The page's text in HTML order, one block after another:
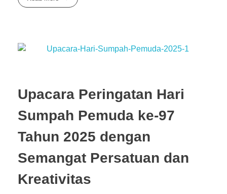
Upacara Peringatan Hari
Sumpah Pemuda ke-97
Tahun 2025 dengan
Semangat Persatuan dan
Kreativitas